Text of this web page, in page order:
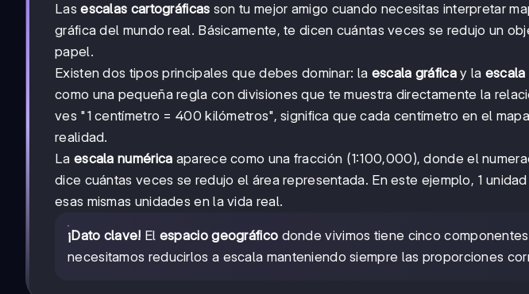
Lasescalas cartográficas son tu mejor amigo cuando necesitas interpretar
gráfica del mundo real. Básicamente, te dicen cuántas veces se redujo un
papel.
Existen dos tipos principales que debes dominar: la escala gráficay la escala
como una pequeña regla con divisiones que te muestra directamente la
ves "1 centímetro = 400 kilómetros", significa que cada centímetro en el
realidad.
La escala numérica aparece como una fracción (1:100,000), donde el
dice cuántas veces se redujo el área representada. En este ejemplo, 1
esas mismas unidades en la vida real.
¡Dato clave! El espacio geográfico donde vivimos tiene cinco
necesitamos reducirlos a escala manteniendo siempre las proporciones